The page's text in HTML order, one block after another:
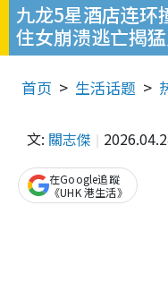
九龙5星酒店连环
住女崩溃逃亡揭
首页 生活话题
文: 關志傑
在Google追蹤
《UHK 港生活》